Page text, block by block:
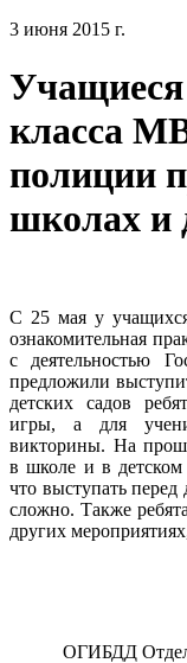
3 июня 2015 г.
класса
полиции
школах и
С 25 мая у
ознакомительная
с деятельностью
предложили
детских садов
игры, а для
викторины. На
в школе и в детском
что выступать
сложно. Также
других
ОГИБДД